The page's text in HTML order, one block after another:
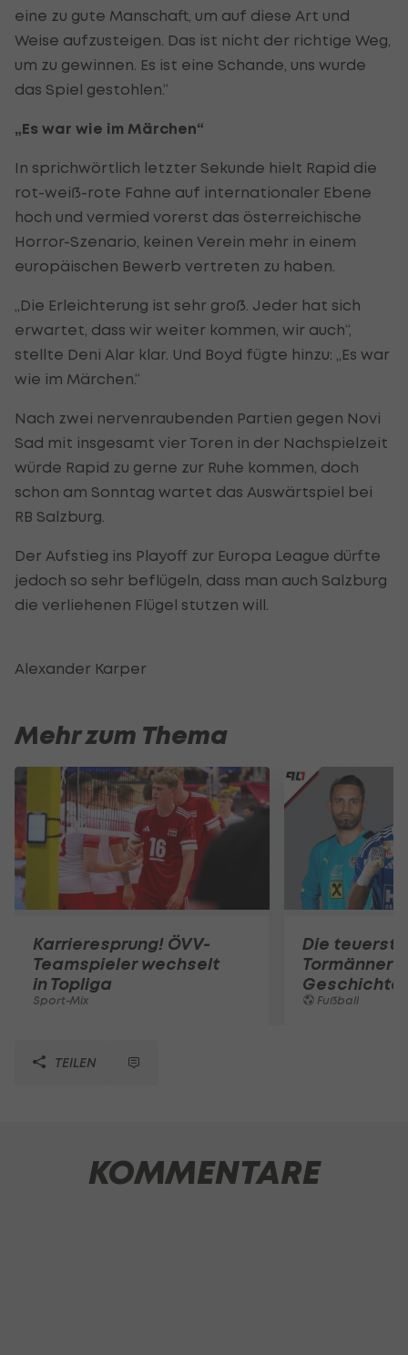
eine zu gute Manschaft, um auf diese Art und
Weise aufzusteigen. Das ist nicht der richtige Weg,
um zu gewinnen. Es ist eine Schande, uns wurde
das Spiel gestohlen.“
„Es war wie im Märchen“
In sprichwörtlich letzter Sekunde hielt Rapid die
rot-weiß-rote Fahne auf internationaler Ebene
hoch und vermied vorerst das österreichische
Horror-Szenario, keinen Verein mehr in einem
europäischen Bewerb vertreten zu haben.
„Die Erleichterung ist sehr groß. Jeder hat sich
erwartet, dass wir weiter kommen, wir auch“,
stellte Deni Alar klar. Und Boyd fügte hinzu: „Es war
wie im Märchen.“
Nach zwei nervenraubenden Partien gegen Novi
Sad mit insgesamt vier Toren in der Nachspielzeit
würde Rapid zu gerne zur Ruhe kommen, doch
schon am Sonntag wartet das Auswärtspiel bei
RB Salzburg.
Der Aufstieg ins Playoff zur Europa League dürfte
jedoch so sehr beflügeln, dass man auch Salzburg
die verliehenen Flügel stutzen will.
Alexander Karper
Mehr zum Thema
Karrieresprung! ÖVV-
Teamspieler wechselt
in Topliga
Sport-Mix
Die
Tormänner
Geschichte
Fußball
TEILEN
KOMMENTARE